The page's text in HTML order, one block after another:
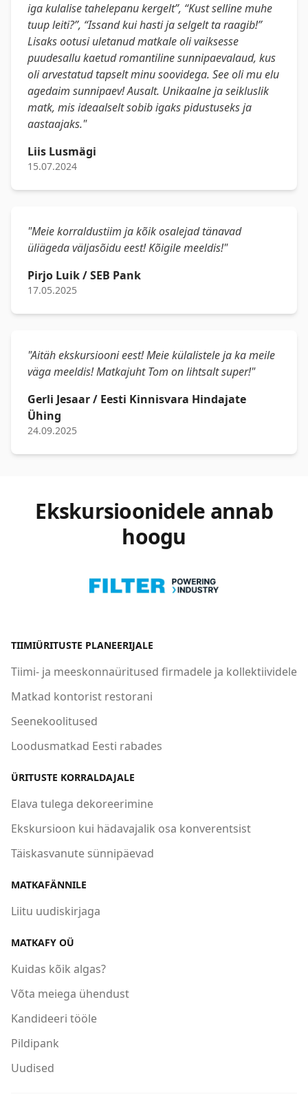
iga kulalise tahelepanu kergelt”, “Kust selline muhe
tuup leiti?”, “Issand kui hasti ja selgelt ta raagib!”
Lisaks ootusi uletanud matkale oli vaiksesse
puudesallu kaetud romantiline sunnipaevalaud, kus
oli arvestatud tapselt minu soovidega. See oli mu elu
agedaim sunnipaev! Ausalt. Unikaalne ja seikluslik
matk, mis ideaalselt sobib igaks pidustuseks ja
aastaajaks."
Liis Lusmägi
15.07.2024
"Meie korraldustiim ja kõik osalejad tänavad
üliägeda väljasõidu eest! Kõigile meeldis!"
Pirjo Luik / SEB Pank
17.05.2025
"Aitäh ekskursiooni eest! Meie külalistele ja ka meile
väga meeldis! Matkajuht Tom on lihtsalt super!"
Gerli Jesaar / Eesti Kinnisvara Hindajate
Ühing
24.09.2025
Ekskursioonidele annab
hoogu
TIIMIÜRITUSTE PLANEERIJALE
Tiimi- ja meeskonnaüritused firmadele ja kollektiividele
Matkad kontorist restorani
Seenekoolitused
Loodusmatkad Eesti rabades
ÜRITUSTE KORRALDAJALE
Elava tulega dekoreerimine
Ekskursioon kui hädavajalik osa konverentsist
Täiskasvanute sünnipäevad
MATKAFÄNNILE
Liitu uudiskirjaga
MATKAFY OÜ
Kuidas kõik algas?
Võta meiega ühendust
Kandideeri tööle
Pildipank
Uudised